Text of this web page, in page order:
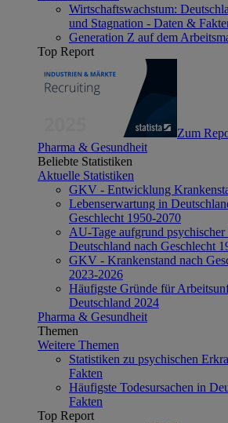
Wirtschaftswachstum:
und Stagnation - Daten &
Generation Z auf dem
Top Report
Zum
Pharma & Gesundheit
Beliebte Statistiken
Aktuelle Statistiken
GKV - Entwicklung
Lebenserwartung in
Geschlecht 1950-2070
AU-Tage aufgrund
Deutschland nach Geschlecht
GKV - Krankenstand nach
2023-2026
Häufigste Gründe für
Deutschland 2024
Pharma & Gesundheit
Themen
Weitere Themen
Statistiken zu psychischen
Fakten
Häufigste Todesursachen in
Fakten
Top Report